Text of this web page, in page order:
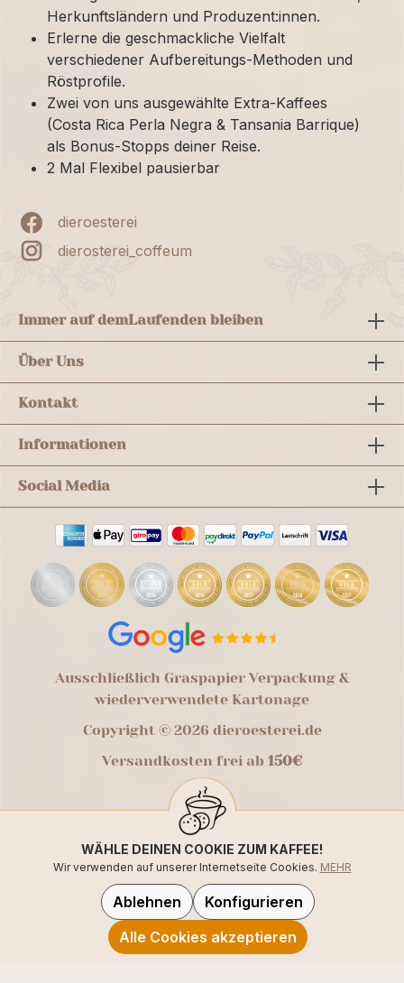
Herkunftsländern und Produzent:innen.
Erlerne die geschmackliche Vielfalt
verschiedener Aufbereitungs-Methoden und
Röstprofile.
Zwei von uns ausgewählte Extra-Kaffees
(Costa Rica Perla Negra & Tansania Barrique)
als Bonus-Stopps deiner Reise.
2 Mal Flexibel pausierbar
dieroesterei
dierosterei_coffeum
Immer auf demLaufenden bleiben
Über Uns
Kontakt
Informationen
Social Media
Ausschließlich Graspapier Verpackung &
wiederverwendete Kartonage
Copyright © 2026 dieroesterei.de
Versandkosten frei ab 150€
WÄHLE DEINEN COOKIE ZUM KAFFEE!
Wir verwenden auf unserer Internetseite Cookies. MEHR
Ablehnen
Konfigurieren
Alle Cookies akzeptieren